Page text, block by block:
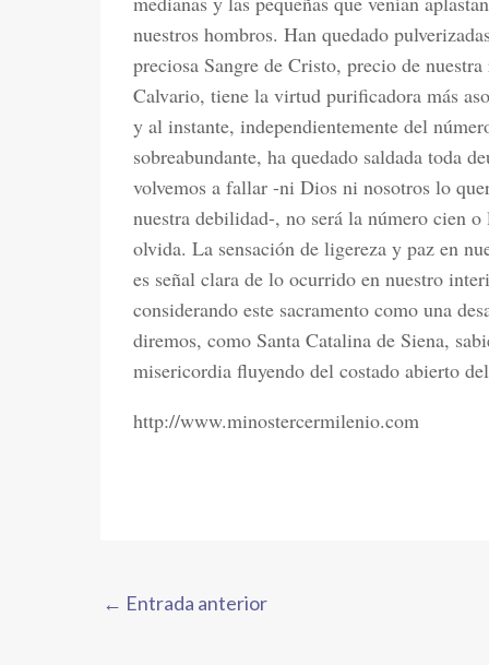
nuestros hombros. Han quedado
preciosa Sangre de Cristo, precio de
Calvario, tiene la virtud purificadora más
y al instante, independientemente del
sobreabundante, ha quedado saldada toda
volvemos a fallar -ni Dios ni nosotros lo
nuestra debilidad-, no será la número cien
olvida. La sensación de ligereza y paz en
es señal clara de lo ocurrido en nuestro
considerando este sacramento como una
diremos, como Santa Catalina de Siena,
misericordia fluyendo del costado abierto
http://www.minostercermilenio.com
← Entrada anterior